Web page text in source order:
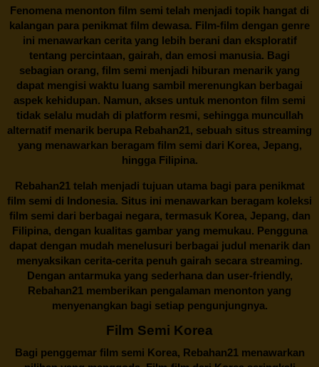
Fenomena menonton film semi telah menjadi topik hangat di
kalangan para penikmat film dewasa. Film-film dengan genre
ini menawarkan cerita yang lebih berani dan eksploratif
tentang percintaan, gairah, dan emosi manusia. Bagi
sebagian orang, film semi menjadi hiburan menarik yang
dapat mengisi waktu luang sambil merenungkan berbagai
aspek kehidupan. Namun, akses untuk menonton film semi
tidak selalu mudah di platform resmi, sehingga muncullah
alternatif menarik berupa Rebahan21, sebuah situs streaming
yang menawarkan beragam film semi dari Korea, Jepang,
hingga Filipina.
Rebahan21telah menjadi tujuan utama bagi para penikmat
film semi di Indonesia. Situs ini menawarkan beragam koleksi
film semi dari berbagai negara, termasuk Korea, Jepang, dan
Filipina, dengan kualitas gambar yang memukau. Pengguna
dapat dengan mudah menelusuri berbagai judul menarik dan
menyaksikan cerita-cerita penuh gairah secara streaming.
Dengan antarmuka yang sederhana dan user-friendly,
Rebahan21 memberikan pengalaman menonton yang
menyenangkan bagi setiap pengunjungnya.
Film Semi Korea
Bagi penggemar film semi Korea, Rebahan21menawarkan